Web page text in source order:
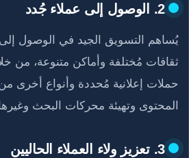
2. الوصول إلى عملاء جُدد
يُساهم التسويق الجيد في الوصول
ثقافات مُختلفة وأماكن متنوعة، من
حملات إعلانية مُحددة وأنواع أخرى
المحتوى وتهيئة محركات البحث
3. تعزيز ولاء العملاء الحاليين